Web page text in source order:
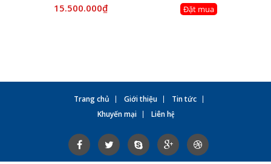
15.500.000₫ Đặt mua
Trang chủ Giới thiệu
Tin tức
Khuyến mại
Liên hệ